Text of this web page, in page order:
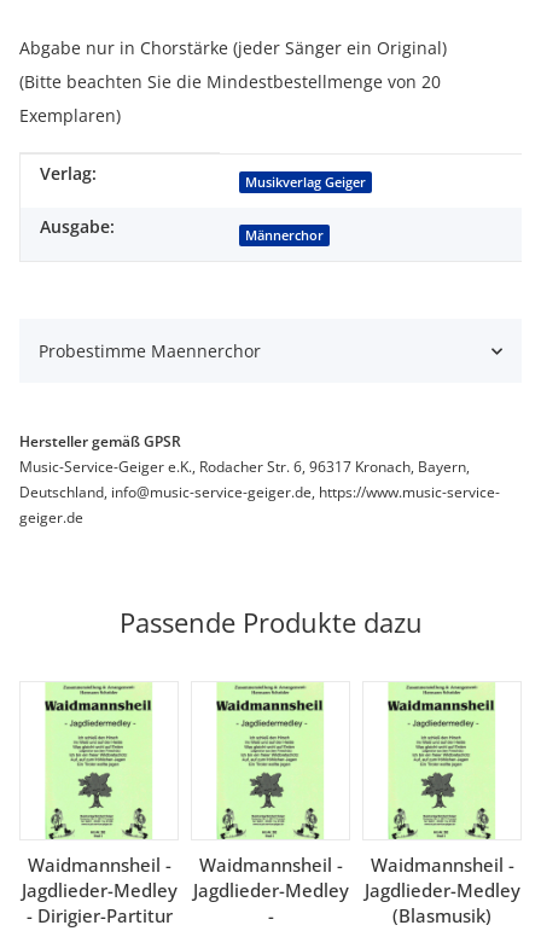
Abgabe nur in Chorstärke (jeder Sänger ein Original)
(Bitte beachten Sie die Mindestbestellmenge von 20
Exemplaren)
Produkteigenschaft
Wert
Verlag: Musikverlag Geiger
Ausgabe: Männerchor
Probestimme Maennerchor
Hersteller gemäß GPSR
Music-Service-Geiger e.K., Rodacher Str. 6, 96317 Kronach, Bayern,
Deutschland, info@music-service-geiger.de, https://www.music-service-
geiger.de
Passende Produkte dazu
Waidmannsheil -
Jagdlieder-Medley
- Dirigier-Partitur
Waidmannsheil -
Jagdlieder-Medley
-
Waidmannsheil -
Jagdlieder-Medley
(Blasmusik)